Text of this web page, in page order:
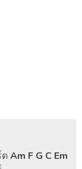
Am F G C Em